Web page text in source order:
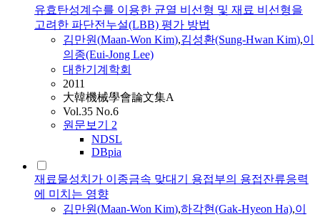
유효탄성계수를 이용한 균열 비선형 및 재료 비선형을
고려한 파단전누설(LBB) 평가 방법
김만원(Maan-Won Kim),김성환(Sung-Hwan Kim),이
의종(Eui-Jong Lee)
대한기계학회
2011
大韓機械學會論文集A
Vol.35 No.6
원문보기 2
NDSL
DBpia
재료물성치가 이종금속 맞대기 용접부의 용접잔류응력
에 미치는 영향
김만원(Maan-Won Kim),하각현(Gak-Hyeon Ha),이